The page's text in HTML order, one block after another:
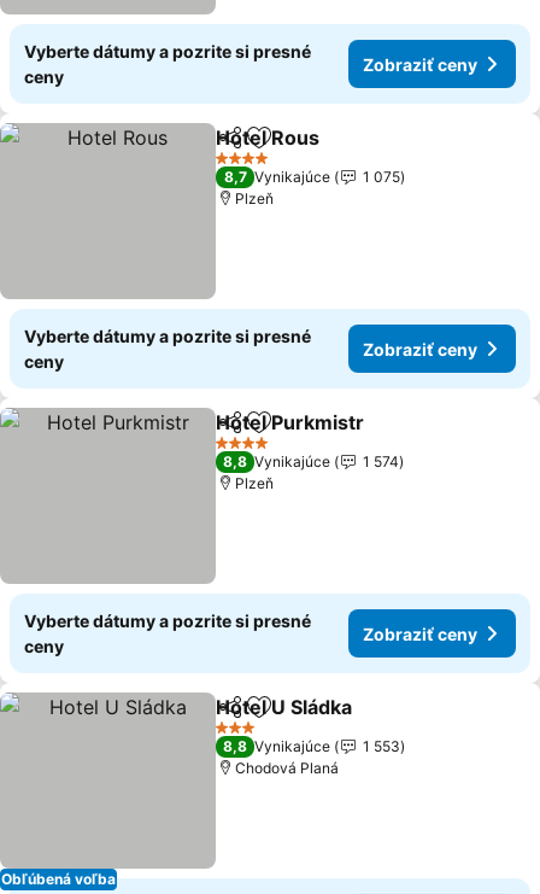
Vyberte dátumy a pozrite si presné
ceny
Zobraziť ceny
ZdieľaťPridať do obľúbených
Hotel Rous
4 Počet hviezdičiek
8,7 Vynikajúce
1 075
Plzeň
Vyberte dátumy a pozrite si presné
ceny
Zobraziť ceny
ZdieľaťPridať do obľúbených
Hotel Purkmistr
4 Počet hviezdičiek
8,8 Vynikajúce
1 574
Plzeň
Vyberte dátumy a pozrite si presné
ceny
Zobraziť ceny
Obľúbená voľba
ZdieľaťPridať do obľúbených
Hotel U Sládka
3 Počet hviezdičiek
8,8 Vynikajúce
1 553
Chodová Planá